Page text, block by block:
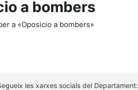
a bombers
a «Oposicio a bombers»
les xarxes socials del Departament: